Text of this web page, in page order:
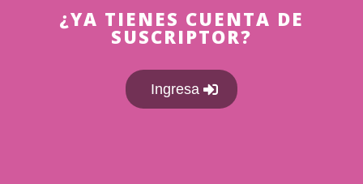
¿YA TIENES CUENTA DE
SUSCRIPTOR?
Ingresa